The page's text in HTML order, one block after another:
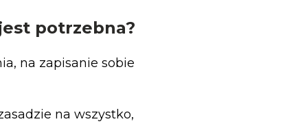
potrzebna?
na zapisanie sobie
na wszystko,